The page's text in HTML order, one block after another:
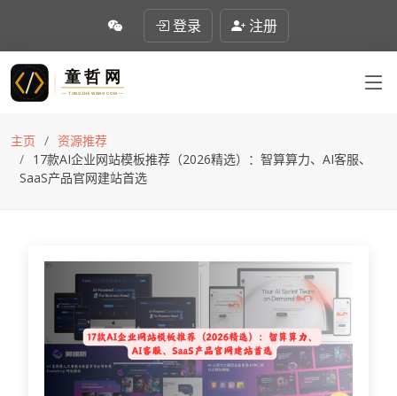
登录 注册
主页
资源推荐
17款AI企业网站模板推荐（2026精选）：智算算力、AI客服、
SaaS产品官网建站首选